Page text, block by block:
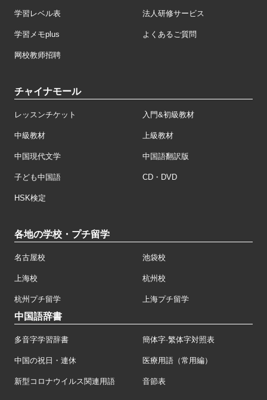
学習レベル表 法人研修サービス
学習メモplus よくあるご質問
网校教师招聘
チャイナモール
レッスンチケット 入門&初級教材
中級教材 上級教材
中国現代文学 中国語翻訳版
子ども中国語 CD・DVD
HSK検定
各地の学校・プチ留学
名古屋校 池袋校
上海校 杭州校
杭州プチ留学 上海プチ留学
中国語辞書
多音字学習辞書 簡体字·繁体字対照表
中国の祝日・連休 医療用語（常用編）
新型コロナウイルス関連用語 音節表